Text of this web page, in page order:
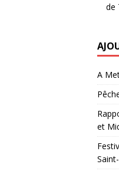
de
A
et